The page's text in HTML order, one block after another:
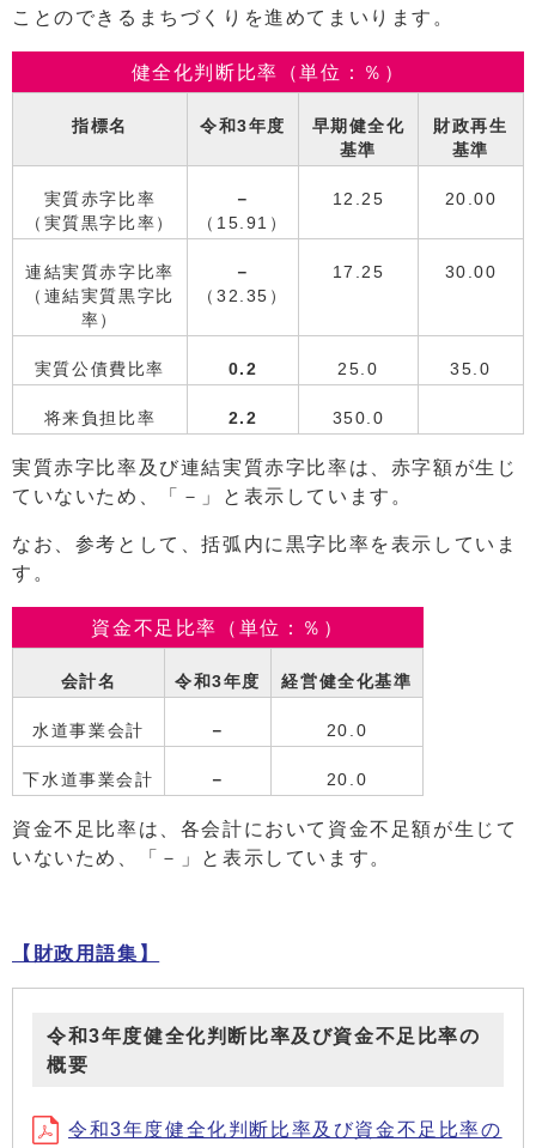
ことのできるまちづくりを進めてまいります。
健全化判断比率（単位：％）
指標名 令和3年度
早期健全化
基準
財政再生
基準
実質赤字比率
（実質黒字比率）
－
（15.91）
12.25 20.00
連結実質赤字比率
（連結実質黒字比
率）
－
（32.35）
17.25 30.00
実質公債費比率 0.2 25.0 35.0
将来負担比率 2.2 350.0
実質赤字比率及び連結実質赤字比率は、赤字額が生じ
ていないため、「－」と表示しています。
なお、参考として、括弧内に黒字比率を表示していま
す。
資金不足比率（単位：％）
会計名 令和3年度 経営健全化基準
水道事業会計 － 20.0
下水道事業会計 － 20.0
資金不足比率は、各会計において資金不足額が生じて
いないため、「－」と表示しています。
【財政用語集】
令和3年度健全化判断比率及び資金不足比率の
概要
令和3年度健全化判断比率及び資金不足比率の